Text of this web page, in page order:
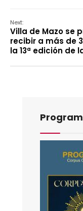
Next:
Villa de Mazo se
recibir a más de
la 13ª edición de